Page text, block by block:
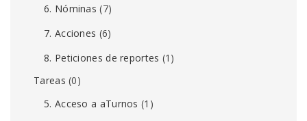
6. Nóminas (7)
7. Acciones (6)
8. Peticiones de reportes (1)
Tareas (0)
5. Acceso a aTurnos (1)